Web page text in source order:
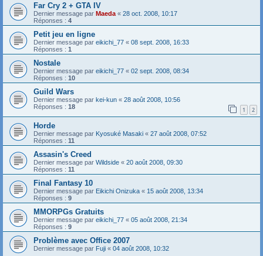
Far Cry 2 + GTA IV
Dernier message par Maeda « 28 oct. 2008, 10:17
Réponses : 4
Petit jeu en ligne
Dernier message par eikichi_77 « 08 sept. 2008, 16:33
Réponses : 1
Nostale
Dernier message par eikichi_77 « 02 sept. 2008, 08:34
Réponses : 10
Guild Wars
Dernier message par kei-kun « 28 août 2008, 10:56
Réponses : 18 1 2
Horde
Dernier message par Kyosuké Masaki « 27 août 2008, 07:52
Réponses : 11
Assasin's Creed
Dernier message par Wildside « 20 août 2008, 09:30
Réponses : 11
Final Fantasy 10
Dernier message par Eikichi Onizuka « 15 août 2008, 13:34
Réponses : 9
MMORPGs Gratuits
Dernier message par eikichi_77 « 05 août 2008, 21:34
Réponses : 9
Problème avec Office 2007
Dernier message par Fuji « 04 août 2008, 10:32